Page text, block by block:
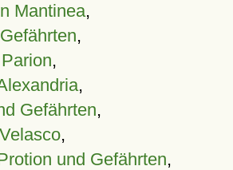
Mantinea,
,
,
,
Gefährten,
,
und Gefährten,